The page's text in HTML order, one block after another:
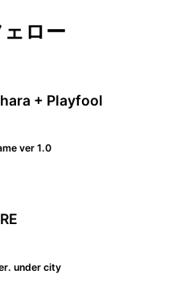
ロー
+ Playfool
ver 1.0
under city